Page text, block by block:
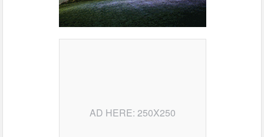
AD HERE: 250X250